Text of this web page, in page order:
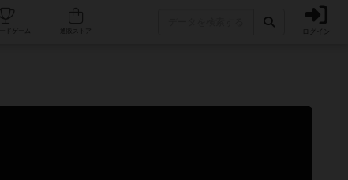
人気ボードゲーム ログイン